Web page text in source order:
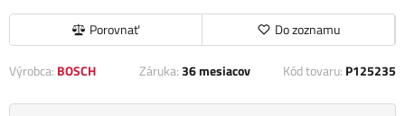
Porovnať Do zoznamu
Výrobca: BOSCH Záruka:36 mesiacov Kód tovaru: P125235